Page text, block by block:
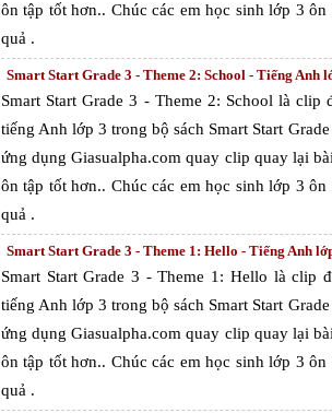
ôn tập tốt hơn.. Chúc các em học sinh lớp 3
quả .
Smart Start Grade 3 - Theme 2: School - Tiếng Anh
Smart Start Grade 3 - Theme 2: School là
tiếng Anh lớp 3 trong bộ sách Smart Start
ứng dụng Giasualpha.com quay clip quay lại
ôn tập tốt hơn.. Chúc các em học sinh lớp 3
quả .
Smart Start Grade 3 - Theme 1: Hello - Tiếng Anh
Smart Start Grade 3 - Theme 1: Hello là clip
tiếng Anh lớp 3 trong bộ sách Smart Start
ứng dụng Giasualpha.com quay clip quay lại
ôn tập tốt hơn.. Chúc các em học sinh lớp 3
quả .